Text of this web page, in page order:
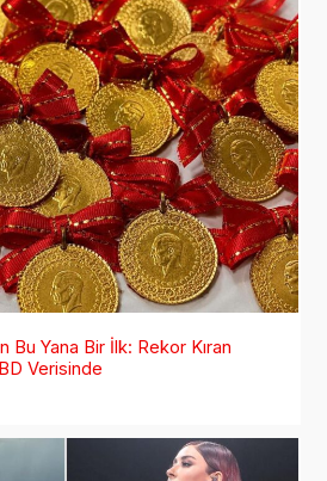
Bu Yana Bir İlk: Rekor Kıran
Verisinde